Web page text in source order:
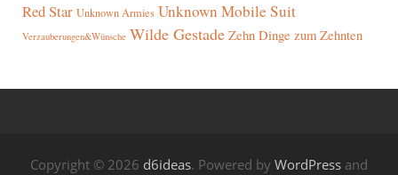
Red Star Unknown Armies Unknown Mobile Suit
Verzauberungen&Wünsche Wilde Gestade Zehn Dinge zum Zehnten
Copyright © 2026 d6ideas. Powered by WordPress and